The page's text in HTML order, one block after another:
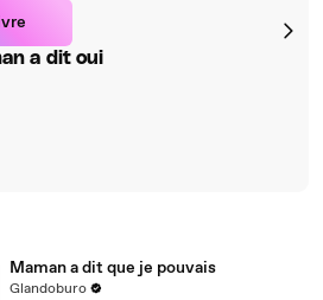
a dit oui
Maman a dit que je pouvais
Glandoburo